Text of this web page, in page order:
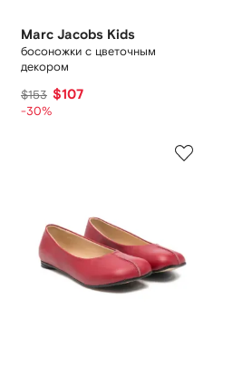
Marc Jacobs Kids
босоножки с цветочным
декором
$153 $107
-30%